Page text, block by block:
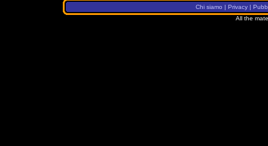
Chi siamo | Privacy |
All the